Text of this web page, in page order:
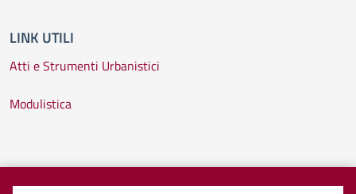
LINK UTILI
Atti e Strumenti Urbanistici
Modulistica